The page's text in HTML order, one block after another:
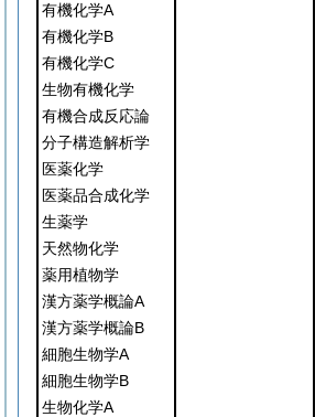
有機化学A
有機化学B
有機化学C
生物有機化学
有機合成反応論
分子構造解析学
医薬化学
医薬品合成化学
生薬学
天然物化学
薬用植物学
漢方薬学概論A
漢方薬学概論B
細胞生物学A
細胞生物学B
生物化学A